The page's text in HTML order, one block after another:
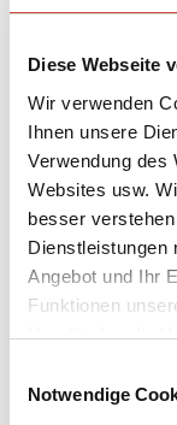
Diese Webseite
Wir verwenden
Ihnen unsere
Verwendung des
Websites usw.
besser
Dienstleistungen
Angebot und Ihr
Funktionen
Umständen die
Notwendige
↘
Going Zero
Aus dem